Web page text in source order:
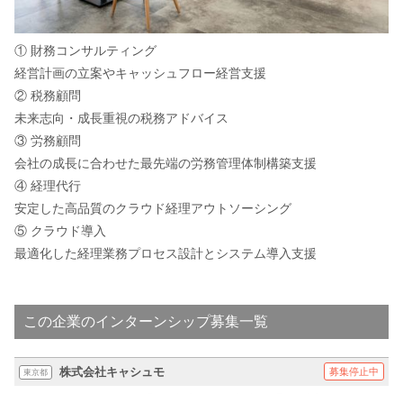
① 財務コンサルティング
経営計画の立案やキャッシュフロー経営支援
② 税務顧問
未来志向・成長重視の税務アドバイス
③ 労務顧問
会社の成長に合わせた最先端の労務管理体制構築支援
④ 経理代行
安定した高品質のクラウド経理アウトソーシング
⑤ クラウド導入
最適化した経理業務プロセス設計とシステム導入支援
この企業のインターンシップ募集一覧
東京都 株式会社キャシュモ 募集停止中